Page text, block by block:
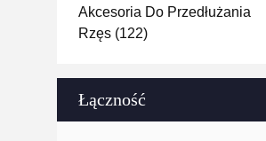
Akcesoria Do Przedłużania
Rzęs (122)
Łączność